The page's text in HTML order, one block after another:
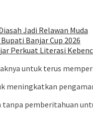
Jadi Relawan Muda
Banjar Cup 2026
Perkuat Literasi
untuk terus
pemberitahuan